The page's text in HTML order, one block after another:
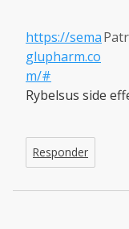
https://sema
glupharm.co
m/#
Rybelsus side
Responder